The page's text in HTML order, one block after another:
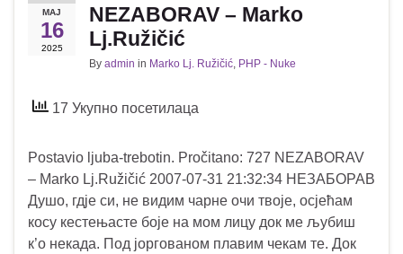
МАЈ
16
2025
NEZABORAV – Marko
Lj.Ružičić
By admin in Marko Lj. Ružičić, PHP - Nuke
17 Укупно посетилаца
Postavio ljuba-trebotin. Pročitano: 727 NEZABORAV
– Marko Lj.Ružičić 2007-07-31 21:32:34 НЕЗАБОРАВ
Душо, гдје си, не видим чарне очи твоје, осјећам
косу кестењасте боје на мом лицу док ме љубиш
к’о некада. Под јоргованом плавим чекам те. Док